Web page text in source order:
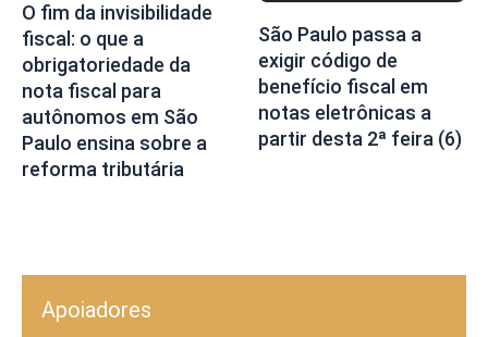
O fim da invisibilidade
fiscal: o que a
obrigatoriedade da
nota fiscal para
autônomos em São
Paulo ensina sobre a
reforma tributária
São Paulo passa a
exigir código de
benefício fiscal em
notas eletrônicas a
partir desta 2ª feira (6)
Apoiadores